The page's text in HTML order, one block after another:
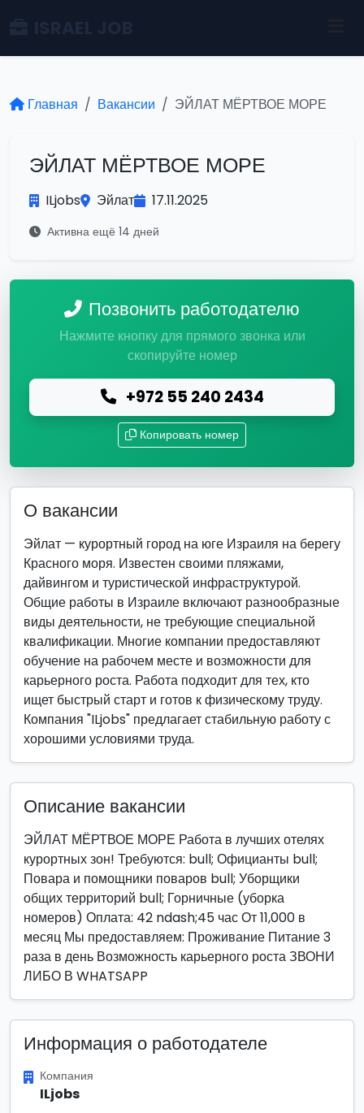
Главная Вакансии ЭЙЛАТ МЁРТВОЕ МОРЕ
ЭЙЛАТ МЁРТВОЕ МОРЕ
ILjobs Эйлат 17.11.2025
Активна ещё 14 дней
Позвонить работодателю
Нажмите кнопку для прямого звонка или
скопируйте номер
+972 55 240 2434
Копировать номер
О вакансии
Эйлат — курортный город на юге Израиля на берегу
Красного моря. Известен своими пляжами,
дайвингом и туристической инфраструктурой.
Общие работы в Израиле включают разнообразные
виды деятельности, не требующие специальной
квалификации. Многие компании предоставляют
обучение на рабочем месте и возможности для
карьерного роста. Работа подходит для тех, кто
ищет быстрый старт и готов к физическому труду.
Компания "ILjobs" предлагает стабильную работу с
хорошими условиями труда.
Описание вакансии
ЭЙЛАТ МЁРТВОЕ МОРЕ Работа в лучших отелях
курортных зон! Требуются: bull; Официанты bull;
Повара и помощники поваров bull; Уборщики
общих территорий bull; Горничные (уборка
номеров) Оплата: 42 ndash;45 час От 11,000 в
месяц Мы предоставляем: Проживание Питание 3
раза в день Возможность карьерного роста ЗВОНИ
ЛИБО В WHATSAPP
Информация о работодателе
Компания
ILjobs